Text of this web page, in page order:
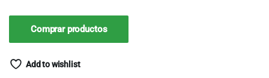
Comprar productos
Add to wishlist